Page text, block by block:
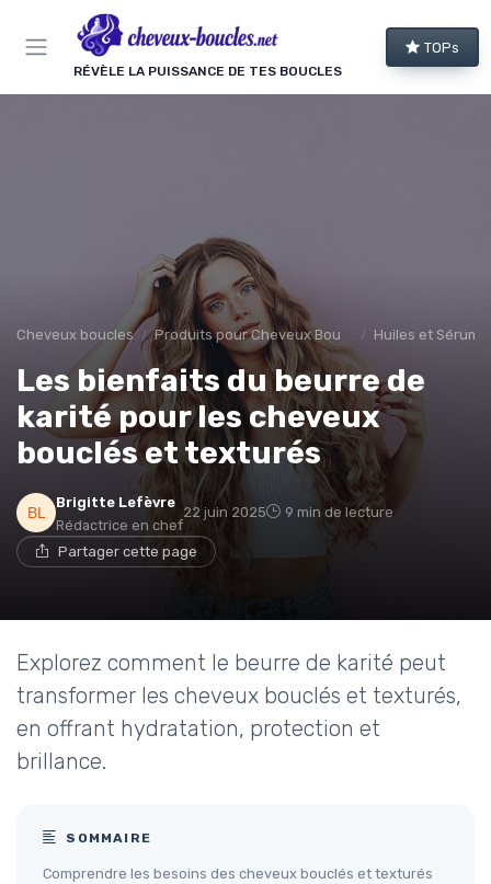
RÉVÈLE LA PUISSANCE DE TES BOUCLES
TOPs
Cheveux boucles Produits pour Cheveux Bouclés et Texturés Huiles et Sérums
Les bienfaits du beurre de
karité pour les cheveux
bouclés et texturés
Brigitte Lefèvre
Rédactrice en chef
22 juin 2025 9 min de lecture
Partager cette page
Explorez comment le beurre de karité peut
transformer les cheveux bouclés et texturés,
en offrant hydratation, protection et
brillance.
SOMMAIRE
Comprendre les besoins des cheveux bouclés et texturés
Panneau de gestion des cookies